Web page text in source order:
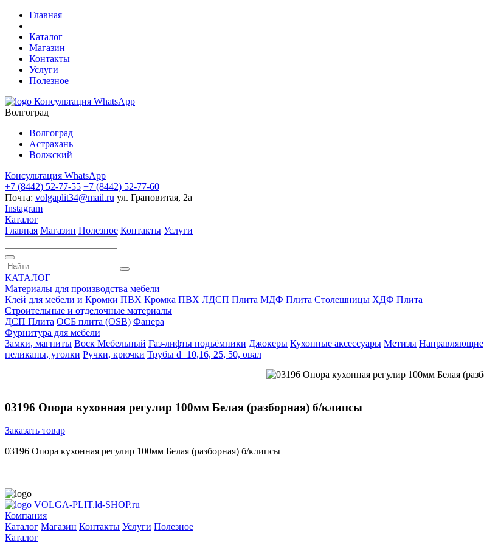
Главная
Каталог
Магазин
Контакты
Услуги
Полезное
Консультация WhatsApp
Волгоград
Волгоград
Астрахань
Волжский
Консультация WhatsApp
+7 (8442) 52-77-55 +7 (8442) 52-77-60
Почта: volgaplit34@mail.ru ул. Грановитая, 2а
Instagram
Каталог
Главная Магазин Полезное Контакты Услуги
КАТАЛОГ
Материалы для производства мебели
Клей для мебели и Кромки ПВХ Кромка ПВХ ЛДСП Плита МДФ Плита Столешницы ХДФ Плита
Строительные и отделочные материалы
ДСП Плита ОСБ плита (OSB) Фанера
Фурнитура для мебели
3амки, магниты Воск Мебельный Газ-лифты подъёмники Джокеры Кухонные аксессуары Метизы Направляющие
пеликаны, уголки Ручки, крючки Трубы d=10,16, 25, 50, овал
03196 Опора кухонная регулир 100мм Белая (разборная) б/клипсы
Заказать товар
03196 Опора кухонная регулир 100мм Белая (разборная) б/клипсы
VOLGA-PLIT.ld-SHOP.ru
Компания
Каталог Магазин Контакты Услуги Полезное
Каталог